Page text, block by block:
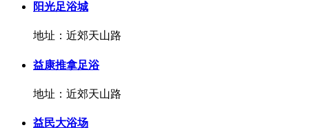
阳光足浴城
地址：近郊天山路
益康推拿足浴
地址：近郊天山路
益民大浴场